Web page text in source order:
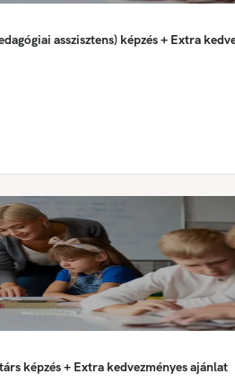
asszisztens) képzés + Extra
képzés + Extra kedvezményes ajánlat